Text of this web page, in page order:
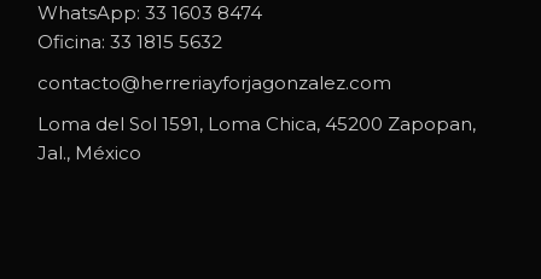
WhatsApp:33 1603 8474
Oficina:33 1815 5632
contacto@herreriayforjagonzalez.com
Loma del Sol 1591, Loma Chica, 45200 Zapopan,
Jal., México